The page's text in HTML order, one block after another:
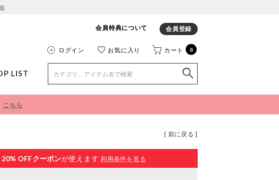
会員特典について 会員登録
ログイン お気に入り カート 0
LIST
こちら
[ 前に戻る ]
20% OFFクーポンが使えます 利用条件を見る